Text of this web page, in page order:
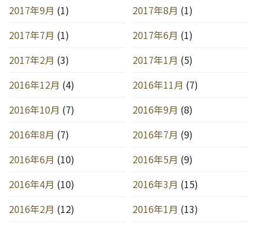
2017年9月 (1) 2017年8月 (1)
2017年7月 (1) 2017年6月 (1)
2017年2月 (3) 2017年1月 (5)
2016年12月 (4) 2016年11月 (7)
2016年10月 (7) 2016年9月 (8)
2016年8月 (7) 2016年7月 (9)
2016年6月 (10) 2016年5月 (9)
2016年4月 (10) 2016年3月 (15)
2016年2月 (12) 2016年1月 (13)